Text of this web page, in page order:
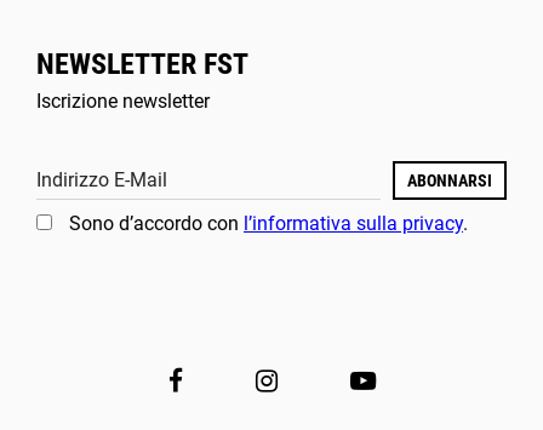
NEWSLETTER FST
Iscrizione newsletter
Indirizzo E-Mail ABONNARSI
Sono d’accordo con l’informativa sulla privacy.